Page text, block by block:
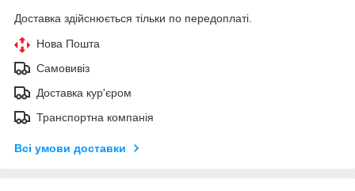
Доставка здійснюється тільки по передоплаті.
Нова Пошта
Самовивіз
Доставка кур'єром
Транспортна компанія
Всі умови доставки